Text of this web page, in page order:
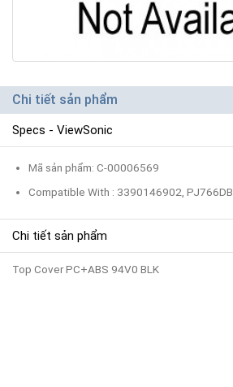
Chi tiết sản phẩm
Specs - ViewSonic
Mã sản phẩm: C-00006569
Compatible With : 3390146902, PJ766DB
Chi tiết sản phẩm
Top Cover PC+ABS 94V0 BLK